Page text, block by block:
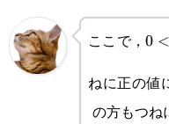
ここで，0 <
ねに正の値
の方もつね